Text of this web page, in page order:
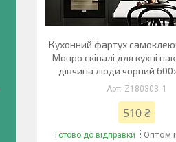
Кухонний фартух
Монро скіналі для кухні
дівчина люди чорний
Z180303_1
510 ₴
Готово до відправки Оптом